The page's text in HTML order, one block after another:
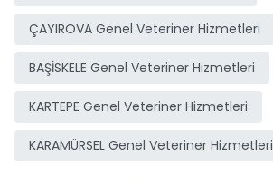
ÇAYIROVA Genel Veteriner Hizmetleri
BAŞİSKELE Genel Veteriner Hizmetleri
KARTEPE Genel Veteriner Hizmetleri
KARAMÜRSEL Genel Veteriner Hizmetleri